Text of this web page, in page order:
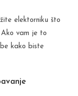
elektorniku što
vam je to
kako biste